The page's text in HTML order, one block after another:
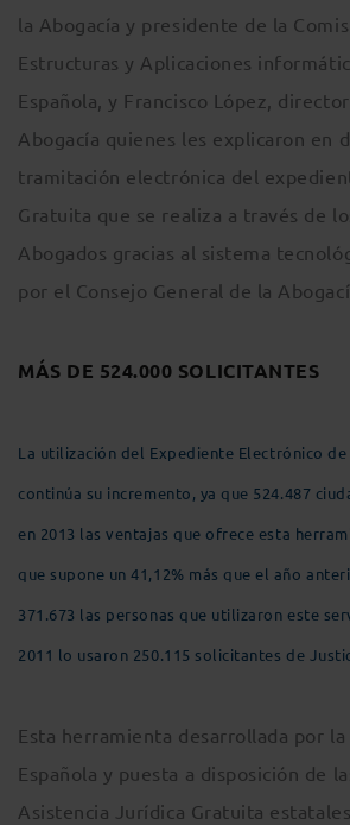
la Abogacía y presidente de la
Estructuras y Aplicaciones
Española, y Francisco López,
Abogacía quienes les explicaron en
tramitación electrónica del
Gratuita que se realiza a través de
Abogados gracias al sistema
por el Consejo General de la
MÁS DE 524.000 SOLICITANTES
La utilización del Expediente Electrónico
continúa su incremento, ya que 524.487
en 2013 las ventajas que ofrece esta
que supone un 41,12% más que el año
371.673 las personas que utilizaron este
2011 lo usaron 250.115 solicitantes de
Esta herramienta desarrollada por la
Española y puesta a disposición de
Asistencia Jurídica Gratuita